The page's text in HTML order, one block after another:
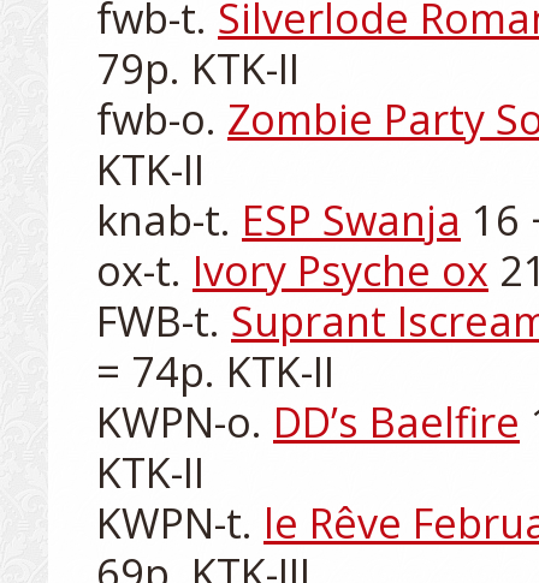
fwb-t. Silverlode
79p. KTK-II
fwb-o. Zombie Party
KTK-II
knab-t. ESP Swanja 16
ox-t. Ivory Psyche ox
FWB-t. Suprant
= 74p. KTK-II
KWPN-o. DD’s Baelfire
KTK-II
KWPN-t. le Rêve